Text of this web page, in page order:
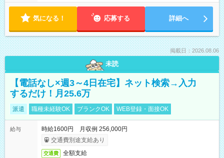
気になる！ 応募する 詳細へ
掲載日：2026.08.06
未読
【電話なし×週3～4日在宅】ネット検索→入力
するだけ！月25.6万
派遣 職種未経験OK ブランクOK WEB登録・面接OK
給与
時給1600円 月収例 256,000円
交通費別途支給あり
交通費 全額支給